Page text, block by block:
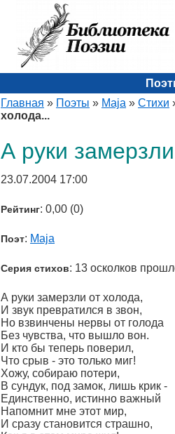
Главная » Поэты » Maja » Стихи
холода...
А руки
23.07.2004 17:00
Рейтинг: 0,00 (0)
Поэт: Maja
Серия стихов: 13 осколков
А руки замерзли от холода,
И звук превратился в звон,
Но взвинчены нервы от голода
Без чувства, что вышло вон.
И кто бы теперь поверил,
Что срыв - это только миг!
Хожу, собираю потери,
В сундук, под замок, лишь крик -
Единственно, истинно важный
Напомнит мне этот мир,
И сразу становится страшно,